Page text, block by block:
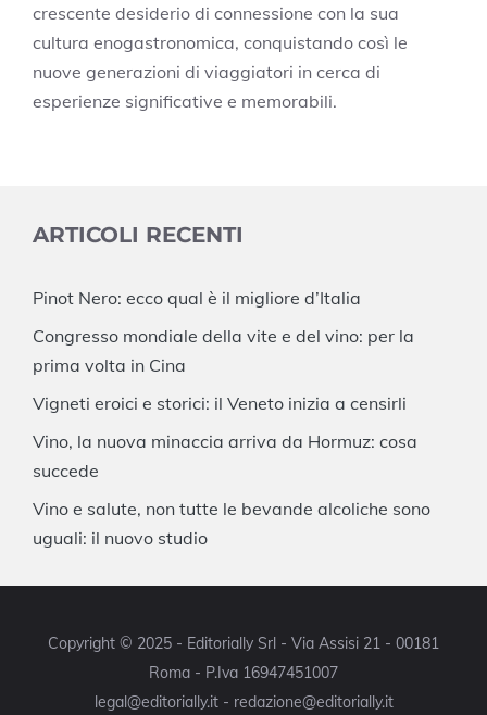
crescente desiderio di connessione con la sua
cultura enogastronomica, conquistando così le
nuove generazioni di viaggiatori in cerca di
esperienze significative e memorabili.
ARTICOLI RECENTI
Pinot Nero: ecco qual è il migliore d’Italia
Congresso mondiale della vite e del vino: per la
prima volta in Cina
Vigneti eroici e storici: il Veneto inizia a censirli
Vino, la nuova minaccia arriva da Hormuz: cosa
succede
Vino e salute, non tutte le bevande alcoliche sono
uguali: il nuovo studio
Copyright © 2025 - Editorially Srl - Via Assisi 21 - 00181
Roma - P.Iva 16947451007
legal@editorially.it - redazione@editorially.it